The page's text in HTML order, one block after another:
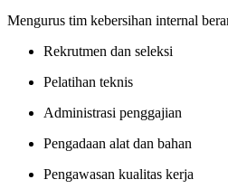
Mengurus tim kebersihan internal
Rekrutmen dan seleksi
Pelatihan teknis
Administrasi penggajian
Pengadaan alat dan bahan
Pengawasan kualitas kerja